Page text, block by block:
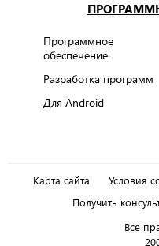
Программное
обеспечение
Разработка программ
Для Android
Карта сайта Условия
Получить
Все